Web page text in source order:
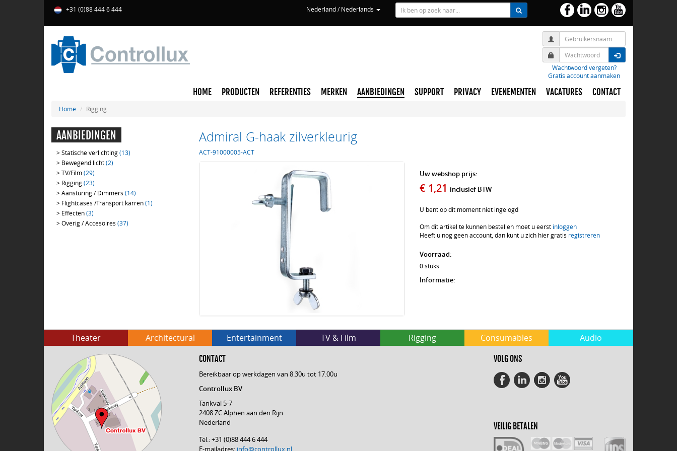
+31 (0)88 444 6 444 Nederland / Nederlands
Wachtwoord vergeten?
Gratis account aanmaken
HOME PRODUCTEN REFERENTIES MERKEN AANBIEDINGEN SUPPORT PRIVACY EVENEMENTEN VACATURES CONTACT
Home Rigging
AANBIEDINGEN
>Statische verlichting(13)
> Bewegend licht(2)
>TV/Film(29)
> Rigging(23)
>Aansturing / Dimmers (14)
> Flightcases /Transport karren(1)
> Effecten(3)
>Overig / Accesoires (37)
Admiral G-haak zilverkleurig
ACT-91000005-ACT
Uw webshop prijs:
€ 1,21 inclusief BTW
U bent op dit moment niet ingelogd
Om dit artikel te kunnen bestellen moet u eerst inloggen
Heeft u nog geen account, dan kunt u zich hier gratis registreren
Voorraad:
0 stuks
Informatie:
Theater Architectural Entertainment TV & Film Rigging Consumables Audio
CONTACT
Bereikbaar op werkdagen van 8.30u tot 17.00u
Controllux BV
Tankval 5-7
2408 ZC Alphen aan den Rijn
Nederland
Tel.: +31 (0)88 444 6 444
E-mailadres: info@controllux.nl
VOLG ONS
VEILIG BETALEN